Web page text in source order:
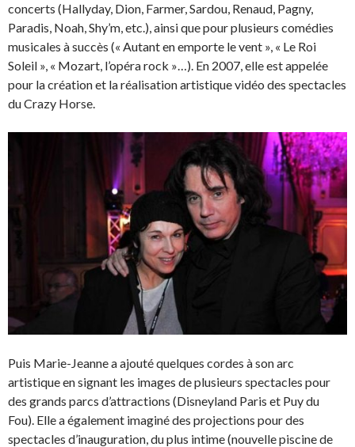
concerts (Hallyday, Dion, Farmer, Sardou, Renaud, Pagny,
Paradis, Noah, Shy’m, etc.), ainsi que pour plusieurs comédies
musicales à succès (« Autant en emporte le vent », « Le Roi
Soleil », « Mozart, l’opéra rock »…). En 2007, elle est appelée
pour la création et la réalisation artistique vidéo des spectacles
du Crazy Horse.
Puis Marie-Jeanne a ajouté quelques cordes à son arc
artistique en signant les images de plusieurs spectacles pour
des grands parcs d’attractions (Disneyland Paris et Puy du
Fou). Elle a également imaginé des projections pour des
spectacles d’inauguration, du plus intime (nouvelle piscine de